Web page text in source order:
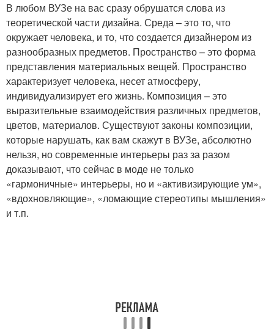
В любом ВУЗе на вас сразу обрушатся слова из
теоретической части дизайна. Среда – это то, что
окружает человека, и то, что создается дизайнером из
разнообразных предметов. Пространство – это форма
представления материальных вещей. Пространство
характеризует человека, несет атмосферу,
индивидуализирует его жизнь. Композиция – это
выразительные взаимодействия различных предметов,
цветов, материалов. Существуют законы композиции,
которые нарушать, как вам скажут в ВУЗе, абсолютно
нельзя, но современные интерьеры раз за разом
доказывают, что сейчас в моде не только
«гармоничные» интерьеры, но и «активизирующие ум»,
«вдохновляющие», «ломающие стереотипы мышления»
и т.п.